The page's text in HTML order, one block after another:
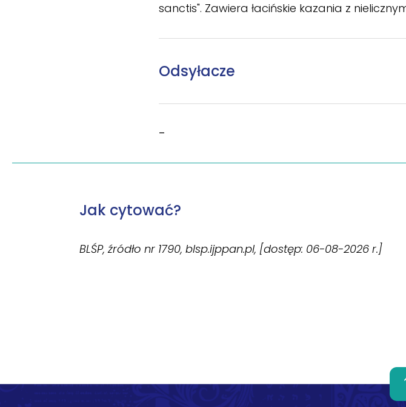
sanctis". Zawiera łacińskie kazania z
Odsyłacze
–
Jak cytować?
BLŚP, źródło nr 1790, blsp.ijppan.pl, [dostęp: 06-08-2026 r.]